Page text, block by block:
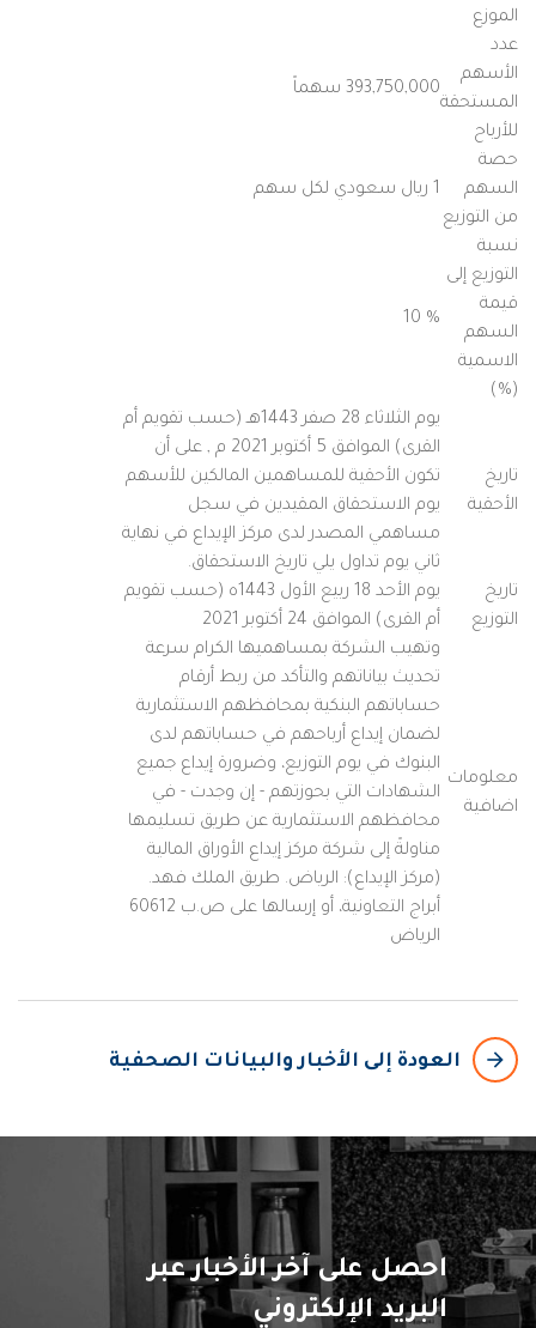
الموزع
عدد
الأسهم
المستحقة
للأرباح
393,750,000 سهماً
حصة
السهم
من التوزيع
1 ريال سعودي لكل سهم
نسبة
التوزيع إلى
قيمة
السهم
الاسمية
(%)
% 10
تاريخ
الأحقية
يوم الثلاثاء 28 صفر 1443هـ (حسب تقويم أم
القرى) الموافق 5 أكتوبر 2021 م , على أن
تكون الأحقية للمساهمين المالكين للأسهم
يوم الاستحقاق المقيدين في سجل
مساهمي المصدر لدى مركز الإيداع في نهاية
ثاني يوم تداول يلي تاريخ الاستحقاق.
تاريخ
التوزيع
يوم الأحد 18 ربيع الأول 1443ه (حسب تقويم
أم القرى) الموافق 24 أكتوبر 2021
معلومات
اضافية
وتهيب الشركة بمساهميها الكرام سرعة
تحديث بياناتهم والتأكد من ربط أرقام
حساباتهم البنكية بمحافظهم الاستثمارية
لضمان إيداع أرباحهم في حساباتهم لدى
البنوك في يوم التوزيع، وضرورة إيداع جميع
الشهادات التي بحوزتهم - إن وجدت - في
محافظهم الاستثمارية عن طريق تسليمها
مناولةً إلى شركة مركز إيداع الأوراق المالية
(مركز الإيداع): الرياض. طريق الملك فهد.
أبراج التعاونية، أو إرسالها على ص.ب 60612
الرياض
arrow_backward
العودة إلى الأخبار والبيانات الصحفية
احصل على آخر الأخبار عبر
البريد الإلكتروني